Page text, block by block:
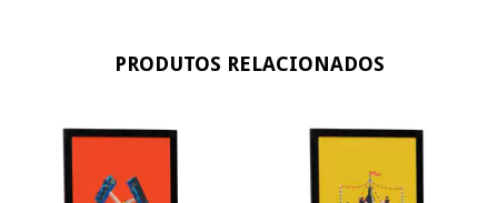
PRODUTOS RELACIONADOS